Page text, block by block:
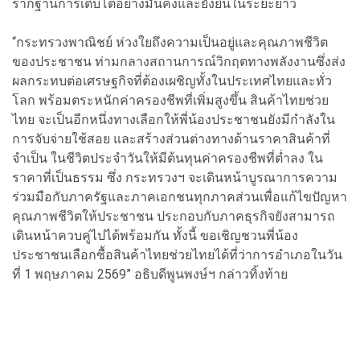
รากฐานการเติบโตอย่างมั่นคงและยั่งยืนในระยะยาว
“กระทรวงพาณิชย์ ห่วงใยถึงความเป็นอยู่และคุณภาพชีวิต
ของประชาชน ท่ามกลางสถานการณ์วิกฤตทางพลังงานซึ่งส่ง
ผลกระทบต่อเศรษฐกิจที่ต้องเผชิญทั้งในประเทศไทยและทั่ว
โลก พร้อมตระหนักค่าครองชีพที่เพิ่มสูงขึ้น สินค้าไทยช่วย
ไทย จะเป็นอีกหนึ่งทางเลือกให้พี่น้องประชาชนยังมีกำลังใน
การจับจ่ายใช้สอย และสร้างส่วนต่างทางด้านราคาสินค้าที่
จำเป็น ในชีวิตประจำวันให้มีต้นทุนค่าครองชีพที่ต่ำลง ใน
ราคาที่เป็นธรรม ซึ่ง กระทรวงฯ จะเดินหน้าบูรณาการความ
ร่วมมือกับภาครัฐและภาคเอกชนทุกภาคส่วนเพื่อแก้ไขปัญหา
คุณภาพชีวิตให้ประชาชน ประกอบกับภาคธุรกิจยังสามารถ
เดินหน้าควบคู่ไปได้พร้อมกัน ทั้งนี้ ขอเชิญชวนพี่น้อง
ประชาชนเลือกซื้อสินค้าไทยช่วยไทยได้ที่ว่าการอำเภอในวัน
ที่ 1 พฤษภาคม 2569” อธิบดีพูนพงษ์ฯ กล่าวทิ้งท้าย